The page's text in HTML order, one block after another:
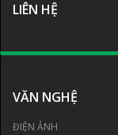
LIÊN HỆ
VĂN NGHỆ
ĐIỆN ẢNH